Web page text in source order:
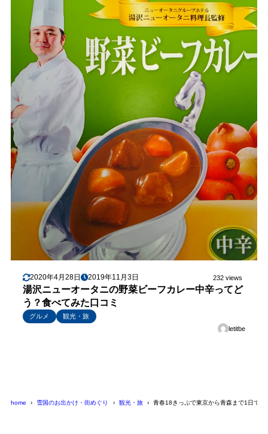
2020年4月28日 2019年11月3日 232 views
湯沢ニューオータニの野菜ビーフカレー中辛ってど
う？食べてみた口コミ
グルメ
観光・旅
letitbe
home 雪国のお出かけ・街めぐり 観光・旅 青春18きっぷで東京から青森まで1日で